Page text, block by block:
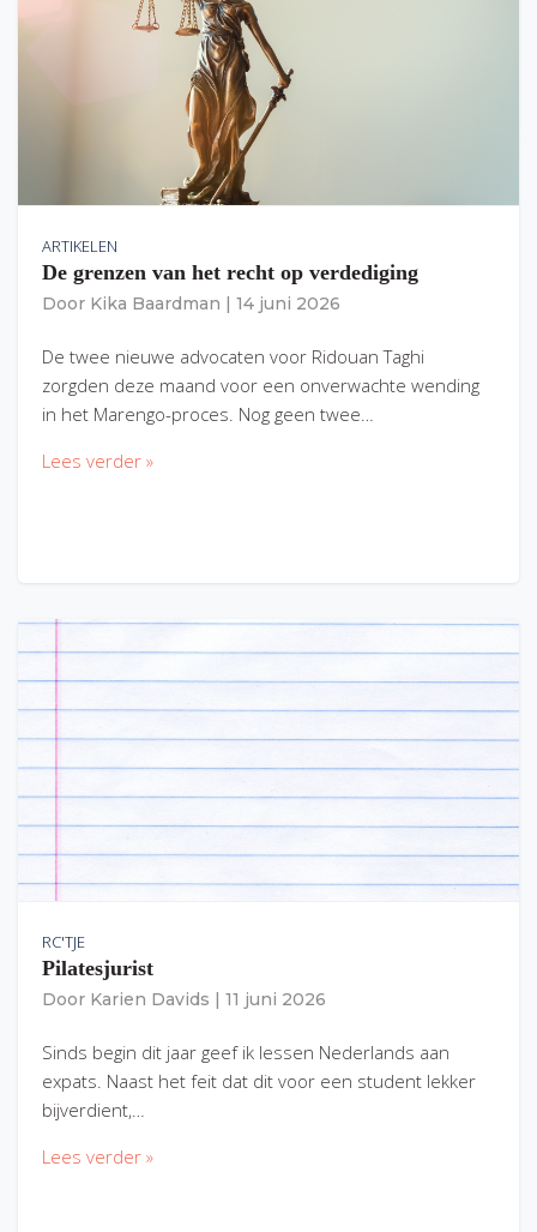
ARTIKELEN
De grenzen van het recht op verdediging
Door Kika Baardman 14 juni 2026
De twee nieuwe advocaten voor Ridouan Taghi
zorgden deze maand voor een onverwachte wending
in het Marengo-proces. Nog geen twee…
Lees verder »
RC'TJE
Pilatesjurist
Door Karien Davids 11 juni 2026
Sinds begin dit jaar geef ik lessen Nederlands aan
expats. Naast het feit dat dit voor een student lekker
bijverdient,…
Lees verder »